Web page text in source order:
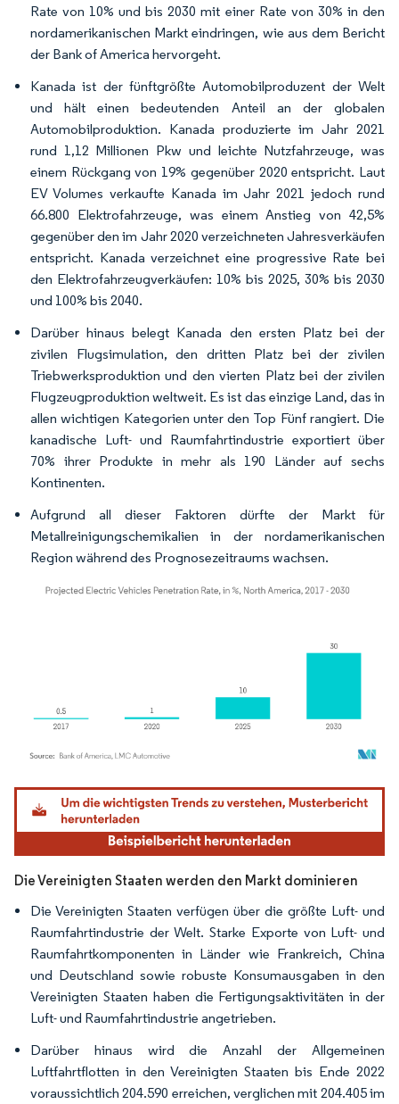
Rate von 10% und bis 2030 mit einer Rate von 30% in den
nordamerikanischen Markt eindringen, wie aus dem Bericht
der Bank of America hervorgeht.
Kanada ist der fünftgrößte Automobilproduzent der Welt
und hält einen bedeutenden Anteil an der globalen
Automobilproduktion. Kanada produzierte im Jahr 2021
rund 1,12 Millionen Pkw und leichte Nutzfahrzeuge, was
einem Rückgang von 19% gegenüber 2020 entspricht. Laut
EV Volumes verkaufte Kanada im Jahr 2021 jedoch rund
66.800 Elektrofahrzeuge, was einem Anstieg von 42,5%
gegenüber den im Jahr 2020 verzeichneten Jahresverkäufen
entspricht. Kanada verzeichnet eine progressive Rate bei
den Elektrofahrzeugverkäufen: 10% bis 2025, 30% bis 2030
und 100% bis 2040.
Darüber hinaus belegt Kanada den ersten Platz bei der
zivilen Flugsimulation, den dritten Platz bei der zivilen
Triebwerksproduktion und den vierten Platz bei der zivilen
Flugzeugproduktion weltweit. Es ist das einzige Land, das in
allen wichtigen Kategorien unter den Top Fünf rangiert. Die
kanadische Luft- und Raumfahrtindustrie exportiert über
70% ihrer Produkte in mehr als 190 Länder auf sechs
Kontinenten.
Aufgrund all dieser Faktoren dürfte der Markt für
Metallreinigungschemikalien in der nordamerikanischen
Region während des Prognosezeitraums wachsen.
Bild © Mordor Intelligence. Wiederverwendung erfordert Namensnennung gemäß
Die Vereinigten Staaten werden den Markt dominieren
Die Vereinigten Staaten verfügen über die größte Luft- und
Raumfahrtindustrie der Welt. Starke Exporte von Luft- und
Raumfahrtkomponenten in Länder wie Frankreich, China
und Deutschland sowie robuste Konsumausgaben in den
Vereinigten Staaten haben die Fertigungsaktivitäten in der
Luft- und Raumfahrtindustrie angetrieben.
Darüber hinaus wird die Anzahl der Allgemeinen
Luftfahrtflotten in den Vereinigten Staaten bis Ende 2022
voraussichtlich 204.590 erreichen, verglichen mit 204.405 im